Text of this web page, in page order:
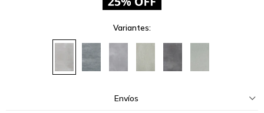
Variantes:
Envíos